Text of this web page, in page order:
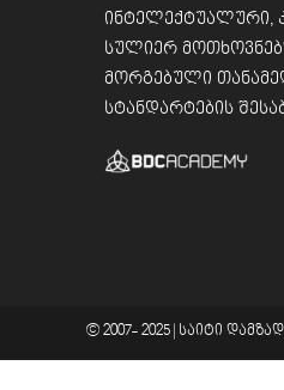
სულიერ
მორგებული
სტანდარტების
© 2007- 2025 | საიტი